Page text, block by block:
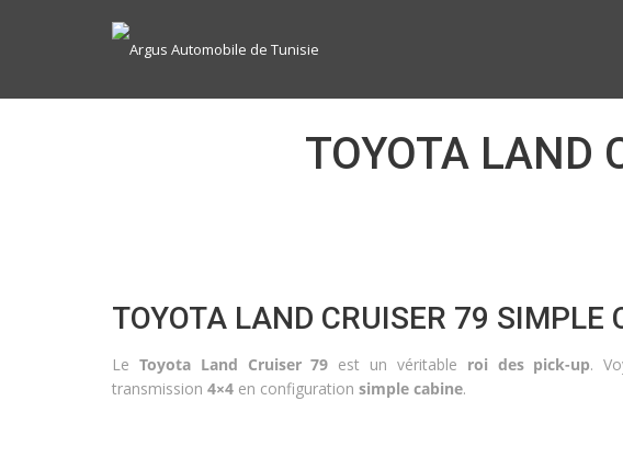
TOYOTA LAND
TOYOTA LAND CRUISER 79 SIMPLE
Le Toyota Land Cruiser 79 est un véritable roi des pick-up.
transmission 4×4 en configuration simple cabine.